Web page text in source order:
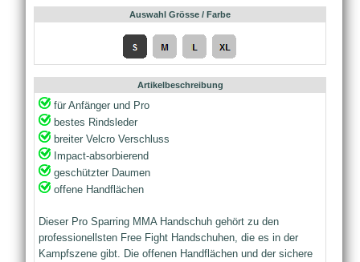
Auswahl Grösse / Farbe
Artikelbeschreibung
für Anfänger und Pro
bestes Rindsleder
breiter Velcro Verschluss
Impact-absorbierend
geschützter Daumen
offene Handflächen
Dieser Pro Sparring MMA Handschuh gehört zu den
professionellsten Free Fight Handschuhen, die es in der
Kampfszene gibt. Die offenen Handflächen und der sichere